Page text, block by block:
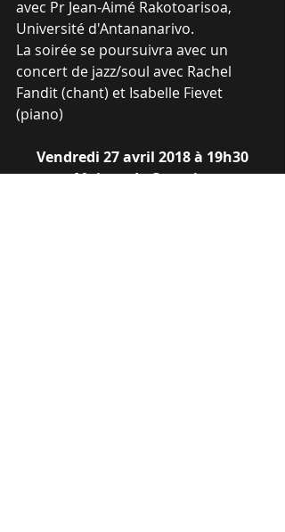
avec Pr Jean-Aimé Rakotoarisoa,
Université d'Antananarivo.
La soirée se poursuivra avec un
concert de jazz/soul avec Rachel
Fandit (chant) et Isabelle Fievet
(piano)
Vendredi 27 avril 2018 à 19h30
Maison de Quartier